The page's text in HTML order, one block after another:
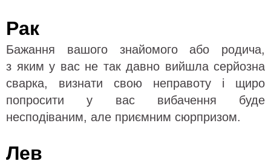
Рак
Бажання вашого знайомого або родича,
з яким у вас не так давно вийшла серйозна
сварка, визнати свою неправоту і щиро
попросити у вас вибачення буде
несподіваним, але приємним сюрпризом.
Лев